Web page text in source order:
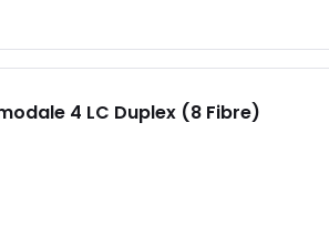
4 LC Duplex (8 Fibre)